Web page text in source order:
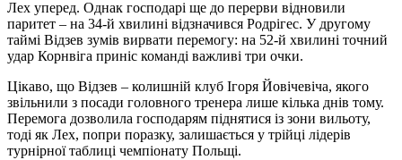
Лех уперед. Однак господарі ще до перерви відновили
паритет – на 34-й хвилині відзначився Родрігес. У другому
таймі Відзев зумів вирвати перемогу: на 52-й хвилині точний
удар Корнвіга приніс команді важливі три очки.
Цікаво, що Відзев – колишній клуб Ігоря Йовічевіча, якого
звільнили з посади головного тренера лише кілька днів тому.
Перемога дозволила господарям піднятися із зони вильоту,
тоді як Лех, попри поразку, залишається у трійці лідерів
турнірної таблиці чемпіонату Польщі.